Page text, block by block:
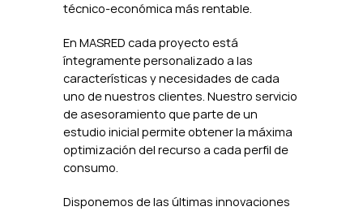
técnico-económica más rentable.
En MASRED cada proyecto está
íntegramente personalizado a las
características y necesidades de cada
uno de nuestros clientes. Nuestro servicio
de asesoramiento que parte de un
estudio inicial permite obtener la máxima
optimización del recurso a cada perfil de
consumo.
Disponemos de las últimas innovaciones